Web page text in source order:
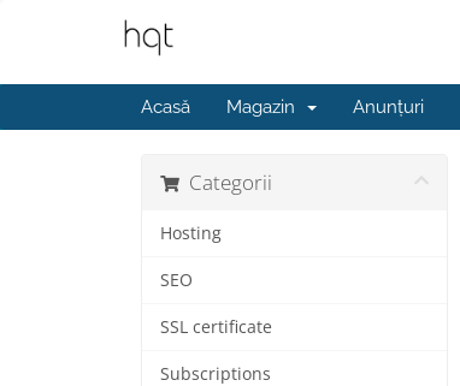
Acasă Magazin Anunțuri
Categorii
Hosting
SEO
SSL certificate
Subscriptions